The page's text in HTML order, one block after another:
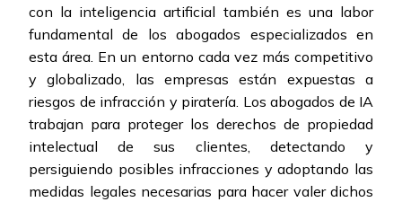
con la inteligencia artificial también es una labor
fundamental de los abogados especializados en
esta área. En un entorno cada vez más competitivo
y globalizado, las empresas están expuestas a
riesgos de infracción y piratería. Los abogados de IA
trabajan para proteger los derechos de propiedad
intelectual de sus clientes, detectando y
persiguiendo posibles infracciones y adoptando las
medidas legales necesarias para hacer valer dichos